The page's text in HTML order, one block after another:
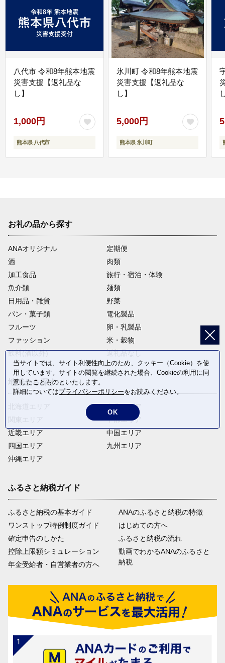
八代市 令和8年熊本地震
災害支援【返礼品な
し】
1,000円
熊本県 八代市
氷川町 令和8年熊本地震
災害支援【返礼品な
し】
5,000円
熊本県 氷川町
お礼の品から探す
ANAオリジナル
定期便
酒
肉類
加工食品
旅行・宿泊・体験
魚介類
麺類
日用品・雑貨
野菜
パン・菓子類
電化製品
フルーツ
卵・乳製品
ファッション
米・穀物
飲料(酒以外)
返礼品なし
地域から探す
近畿エリア
四国エリア
沖縄エリア
東北エリア
中部エリア
中国エリア
九州エリア
ふるさと納税ガイド
ふるさと納税の基本ガイド
ワンストップ特例制度ガイド
確定申告のしかた
控除上限額シミュレーション
年金受給者・自営業者の方へ
ANAのふるさと納税の特徴
はじめての方へ
ふるさと納税の流れ
動画でわかるANAのふるさと
納税
当サイトでは、サイト利便性向上のため、クッキー（Cookie）を使
用しています。サイトの閲覧を継続された場合、Cookieの利用に同
意したことものといたします。
詳細についてはプライバシーポリシーをお読みください。
OK